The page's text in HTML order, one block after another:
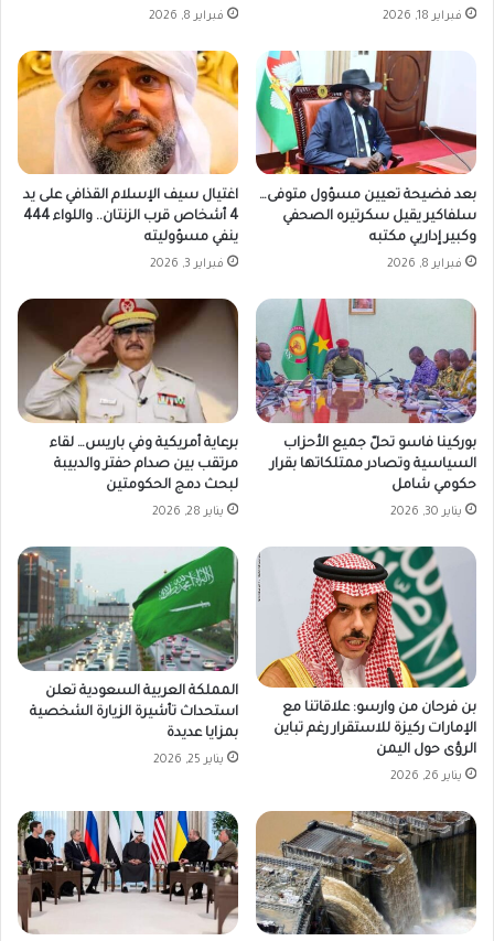
فبراير 18, 2026 فبراير 8, 2026
بعد فضيحة تعيين مسؤول متوفى…
سلفاكير يقيل سكرتيره الصحفي
وكبير إداريي مكتبه
فبراير 8, 2026
اغتيال سيف الإسلام القذافي على يد
4 أشخاص قرب الزنتان.. واللواء 444
ينفي مسؤوليته
فبراير 3, 2026
بوركينا فاسو تحلّ جميع الأحزاب
السياسية وتصادر ممتلكاتها بقرار
حكومي شامل
يناير 30, 2026
برعاية أمريكية وفي باريس… لقاء
مرتقب بين صدام حفتر والدبيبة
لبحث دمج الحكومتين
يناير 28, 2026
بن فرحان من وارسو: علاقاتنا مع
الإمارات ركيزة للاستقرار رغم تباين
الرؤى حول اليمن
يناير 26, 2026
المملكة العربية السعودية تعلن
استحداث تأشيرة الزيارة الشخصية
بمزايا عديدة
يناير 25, 2026